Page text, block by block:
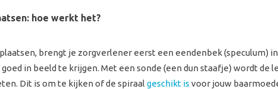
hoe werkt het?
brengt je zorgverlener eerst een eendenbek (speculum)
in beeld te krijgen. Met een sonde (een dun staafje) wordt de
Dit is om te kijken of de spiraal geschikt is voor jouw